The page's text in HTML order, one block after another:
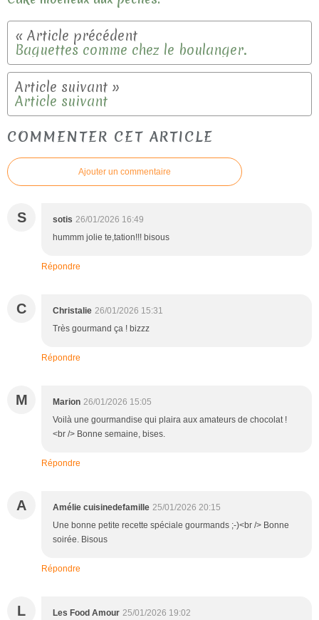
Baguettes comme chez le boulanger.
Article suivant
COMMENTER CET ARTICLE
Ajouter un commentaire
S sotis 26/01/2026 16:49
hummm jolie te,tation!!! bisous
Répondre
C Christalie 26/01/2026 15:31
Très gourmand ça ! bizzz
Répondre
M Marion 26/01/2026 15:05
Voilà une gourmandise qui plaira aux amateurs de chocolat !
<br /> Bonne semaine, bises.
Répondre
A Amélie cuisinedefamille 25/01/2026 20:15
Une bonne petite recette spéciale gourmands ;-)<br /> Bonne
soirée. Bisous
Répondre
L Les Food Amour 25/01/2026 19:02